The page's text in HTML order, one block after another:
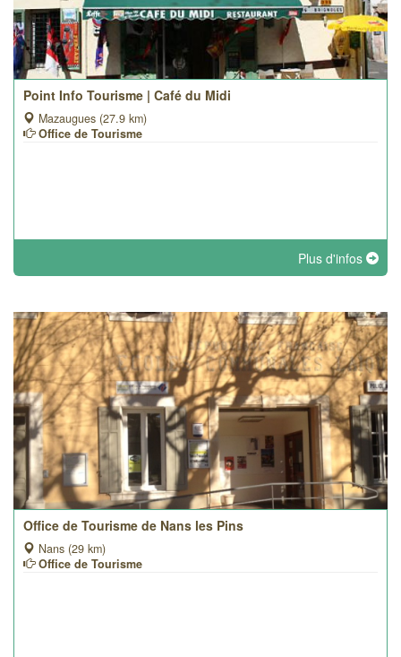
Point Info Tourisme | Café du Midi
Mazaugues (27.9 km)
Office de Tourisme
Plus d'infos
Office de Tourisme de Nans les Pins
Nans (29 km)
Office de Tourisme